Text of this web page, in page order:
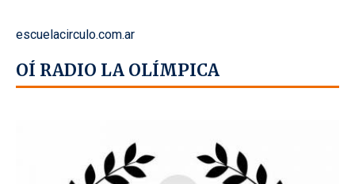
escuelacirculo.com.ar
OÍ RADIO LA OLÍMPICA